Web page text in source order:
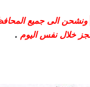
ونشحن الى جميع
خلال نفس اليوم .